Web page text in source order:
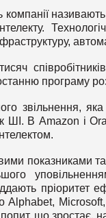
програму
звільнення,
ШІ. В Amazon і
показниками
пріоритет
Alphabet,
що зростає,